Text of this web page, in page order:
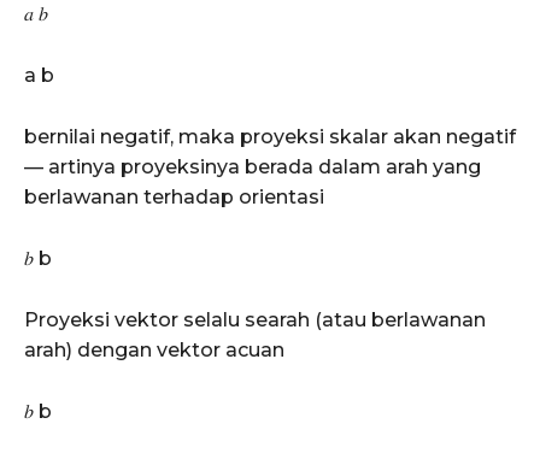
𝑎 𝑏
a b
bernilai negatif, maka proyeksi skalar akan negatif
— artinya proyeksinya berada dalam arah yang
berlawanan terhadap orientasi
𝑏 b
Proyeksi vektor selalu searah (atau berlawanan
arah) dengan vektor acuan
𝑏 b